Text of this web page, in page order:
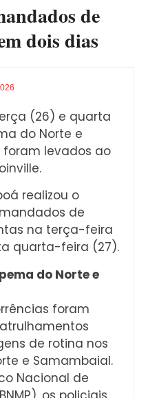
de
dois dias
(26) e quarta
do Norte e
foram levados ao
realizou o
de
na terça-feira
quarta-feira (27).
do Norte e
foram
de rotina nos
e Samambaial.
Nacional de